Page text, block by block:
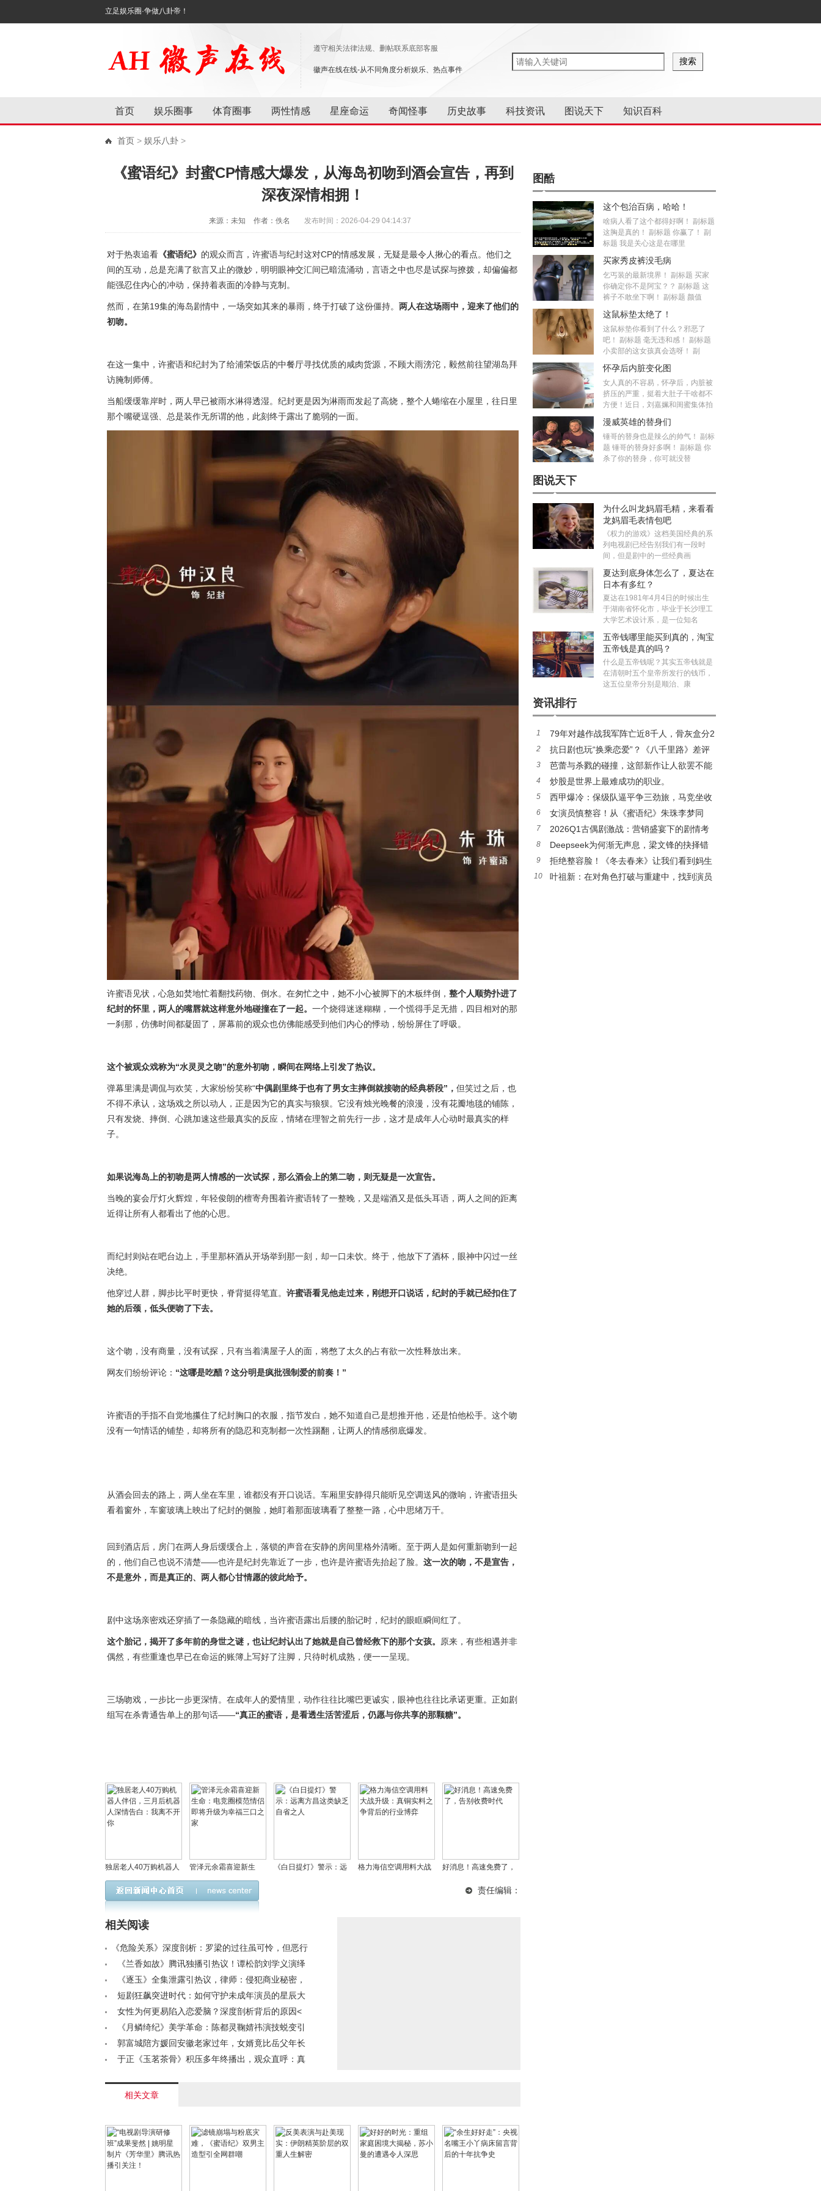
立足娱乐圈·争做八卦帝！
遵守相关法律法规、删帖联系底部客服
徽声在线在线-从不同角度分析娱乐、热点事件
首页 娱乐圈事 体育圈事 两性情感 星座命运 奇闻怪事 历史故事 科技资讯 图说天下 知识百科
首页 > 娱乐八卦 >
《蜜语纪》封蜜CP情感大爆发，从海岛初吻到酒会宣告，再到
深夜深情相拥！
来源：未知 作者：佚名 发布时间：2026-04-29 04:14:37
对于热衷追看 《蜜语纪》 的观众而言，许蜜语与纪封这对CP的情感发展，无疑是最令人揪心的看点。他们之
间的互动，总是充满了欲言又止的微妙，明明眼神交汇间已暗流涌动，言语之中也尽是试探与撩拨，却偏偏都
能强忍住内心的冲动，保持着表面的冷静与克制。
然而，在第19集的海岛剧情中，一场突如其来的暴雨，终于打破了这份僵持。 两人在这场雨中，迎来了他们的
初吻。
在这一集中，许蜜语和纪封为了给浦荣饭店的中餐厅寻找优质的咸肉货源，不顾大雨滂沱，毅然前往望湖岛拜
访腌制师傅。
当船缓缓靠岸时，两人早已被雨水淋得透湿。纪封更是因为淋雨而发起了高烧，整个人蜷缩在小屋里，往日里
那个嘴硬逞强、总是装作无所谓的他，此刻终于露出了脆弱的一面。
许蜜语见状，心急如焚地忙着翻找药物、倒水。在匆忙之中，她不小心被脚下的木板绊倒， 整个人顺势扑进了
纪封的怀里，两人的嘴唇就这样意外地碰撞在了一起。 一个烧得迷迷糊糊，一个慌得手足无措，四目相对的那
一刹那，仿佛时间都凝固了，屏幕前的观众也仿佛能感受到他们内心的悸动，纷纷屏住了呼吸。
这个被观众戏称为“水灵灵之吻”的意外初吻，瞬间在网络上引发了热议。
弹幕里满是调侃与欢笑，大家纷纷笑称“中偶剧里终于也有了男女主摔倒就接吻的经典桥段”， 但笑过之后，也
不得不承认，这场戏之所以动人，正是因为它的真实与狼狈。它没有烛光晚餐的浪漫，没有花瓣地毯的铺陈，
只有发烧、摔倒、心跳加速这些最真实的反应，情绪在理智之前先行一步，这才是成年人心动时最真实的样
子。
如果说海岛上的初吻是两人情感的一次试探，那么酒会上的第二吻，则无疑是一次宣告。
当晚的宴会厅灯火辉煌，年轻俊朗的檀寄舟围着许蜜语转了一整晚，又是端酒又是低头耳语，两人之间的距离
近得让所有人都看出了他的心思。
而纪封则站在吧台边上，手里那杯酒从开场举到那一刻，却一口未饮。终于，他放下了酒杯，眼神中闪过一丝
决绝。
他穿过人群，脚步比平时更快，脊背挺得笔直。 许蜜语看见他走过来，刚想开口说话，纪封的手就已经扣住了
她的后颈，低头便吻了下去。
这个吻，没有商量，没有试探，只有当着满屋子人的面，将憋了太久的占有欲一次性释放出来。
网友们纷纷评论： “这哪是吃醋？这分明是疯批强制爱的前奏！”
许蜜语的手指不自觉地攥住了纪封胸口的衣服，指节发白，她不知道自己是想推开他，还是怕他松手。这个吻
没有一句情话的铺垫，却将所有的隐忍和克制都一次性踢翻，让两人的情感彻底爆发。
从酒会回去的路上，两人坐在车里，谁都没有开口说话。车厢里安静得只能听见空调送风的微响，许蜜语扭头
看着窗外，车窗玻璃上映出了纪封的侧脸，她盯着那面玻璃看了整整一路，心中思绪万千。
回到酒店后，房门在两人身后缓缓合上，落锁的声音在安静的房间里格外清晰。至于两人是如何重新吻到一起
的，他们自己也说不清楚——也许是纪封先靠近了一步，也许是许蜜语先抬起了脸。 这一次的吻，不是宣告，
不是意外，而是真正的、两人都心甘情愿的彼此给予。
剧中这场亲密戏还穿插了一条隐藏的暗线，当许蜜语露出后腰的胎记时，纪封的眼眶瞬间红了。
这个胎记，揭开了多年前的身世之谜，也让纪封认出了她就是自己曾经救下的那个女孩。
原来，有些相遇并非
偶然，有些重逢也早已在命运的账簿上写好了注脚，只待时机成熟，便一一呈现。
三场吻戏，一步比一步更深情。在成年人的爱情里，动作往往比嘴巴更诚实，眼神也往往比承诺更重。正如剧
组写在杀青通告单上的那句话——“真正的蜜语，是看透生活苦涩后，仍愿与你共享的那颗糖”。
独居老人40万购机器人
伴侣，三月后机器人深
情告白：我离不开你
管泽元余霜喜迎新生
命：电竞圈模范情侣即
将升级为幸福三口之家
《白日提灯》警示：远
格力海信空调用料大战
好消息！高速免费了，
责任编辑：
相关阅读
《危险关系》深度剖析：罗梁的过往虽可怜，但恶行
不可恕< /a>
《兰香如故》腾讯独播引热议！谭松韵刘学义演绎
宅斗新篇，落魄丫鬟逆袭之路< /a>
《逐玉》全集泄露引热议，律师：侵犯商业秘密，
免费分享盗版亦违法< /a>
短剧狂飙突进时代：如何守护未成年演员的星辰大
海< /a>
女性为何更易陷入恋爱脑？深度剖析背后的原因<
/a>
《月鳞绮纪》美学革命：陈都灵鞠婧祎演技蜕变引
爆古装剧新范式< /a>
郭富城陪方媛回安徽老家过年，女婿竟比岳父年长
两岁，身高反差引热议< /a>
于正《玉茗茶骨》积压多年终播出，观众直呼：真
相关文章
图酷
这个包治百病，哈哈！
啥病人看了这个都得好啊！ 副标题
这胸是真的！ 副标题 你赢了！ 副
标题 我是关心这是在哪里
买家秀皮裤没毛病
乞丐装的最新境界！ 副标题 买家
你确定你不是阿宝？？ 副标题 这
裤子不敢坐下啊！ 副标题 颜值
这鼠标垫太绝了！
这鼠标垫你看到了什么？邪恶了
吧！ 副标题 毫无违和感！ 副标题
小卖部的这女孩真会选呀！ 副
怀孕后内脏变化图
女人真的不容易，怀孕后，内脏被
挤压的严重，挺着大肚子干啥都不
方便！近日，刘嘉姵和闺蜜集体拍
漫威英雄的替身们
锤哥的替身也是辣么的帅气！ 副标
题 锤哥的替身好多啊！ 副标题 你
杀了你的替身，你可就没替
图说天下
为什么叫龙妈眉毛精，来看看
龙妈眉毛表情包吧
《权力的游戏》这档美国经典的系
列电视剧已经告别我们有一段时
间，但是剧中的一些经典画
夏达到底身体怎么了，夏达在
日本有多红？
夏达在1981年4月4日的时候出生
于湖南省怀化市，毕业于长沙理工
大学艺术设计系，是一位知名
五帝钱哪里能买到真的，淘宝
五帝钱是真的吗？
什么是五帝钱呢？其实五帝钱就是
在清朝时五个皇帝所发行的钱币，
这五位皇帝分别是顺治、康
资讯排行
1
79年对越作战我军阵亡近8千人，骨灰盒分2
类，白色的不发放抚恤金
2
抗日剧也玩“换乘恋爱”？《八千里路》差评
如潮，剧情让人瞠目结舌
3 芭蕾与杀戮的碰撞，这部新作让人欲罢不能
4 炒股是世界上最难成功的职业。
5
西甲爆冷：保级队逼平争三劲旅，马竞坐收
渔利缩小分差至5分
6
女演员慎整容！从《蜜语纪》朱珠李梦同
框，看吴越观点的现实映照
7
2026Q1古偶剧激战：营销盛宴下的剧情考
验
8
Deepseek为何渐无声息，梁文锋的抉择错
失发展良机？
9
拒绝整容脸！《冬去春来》让我们看到妈生
脸在年代剧中的高级魅力
10
叶祖新：在对角色打破与重建中，找到演员